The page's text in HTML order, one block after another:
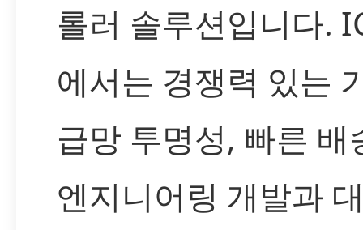
롤러 솔루션입니다.
에서는 경쟁력 있는
급망 투명성, 빠른 배
엔지니어링 개발과